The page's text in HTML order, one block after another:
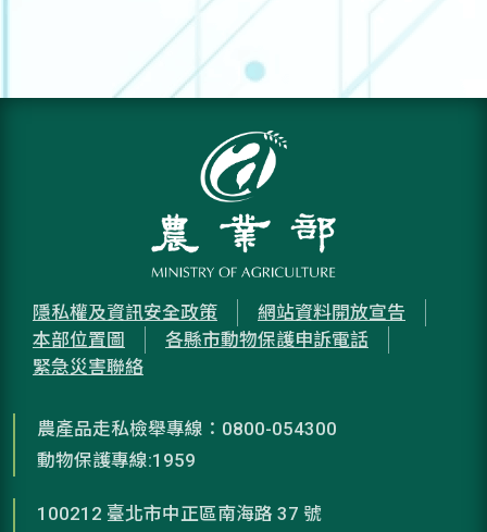
隱私權及資訊安全政策
網站資料開放宣告
本部位置圖
各縣市動物保護申訴電話
緊急災害聯絡
農產品走私檢舉專線：0800-054300
動物保護專線:1959
100212 臺北市中正區南海路 37 號